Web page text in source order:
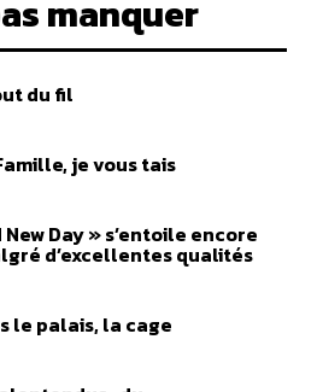
manquer
du fil
je vous tais
Day » s’entoile encore
d’excellentes qualités
le palais, la cage